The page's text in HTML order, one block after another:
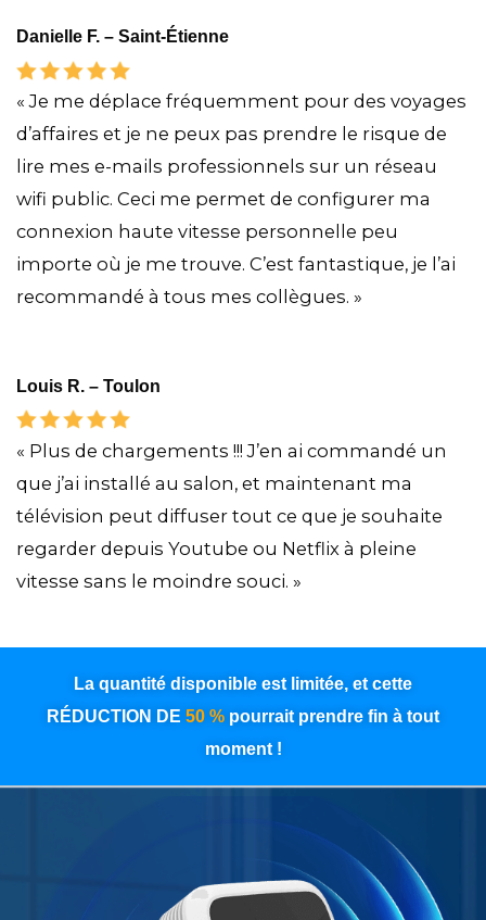
Danielle F. – Saint-Étienne
« Je me déplace fréquemment pour des voyages
d’affaires et je ne peux pas prendre le risque de
lire mes e-mails professionnels sur un réseau
wifi public. Ceci me permet de configurer ma
connexion haute vitesse personnelle peu
importe où je me trouve. C’est fantastique, je l’ai
recommandé à tous mes collègues. »
Louis R. – Toulon
« Plus de chargements !!! J’en ai commandé un
que j’ai installé au salon, et maintenant ma
télévision peut diffuser tout ce que je souhaite
regarder depuis Youtube ou Netflix à pleine
vitesse sans le moindre souci. »
La quantité disponible est limitée, et cette
RÉDUCTION DE 50 % pourrait prendre fin à tout
moment !